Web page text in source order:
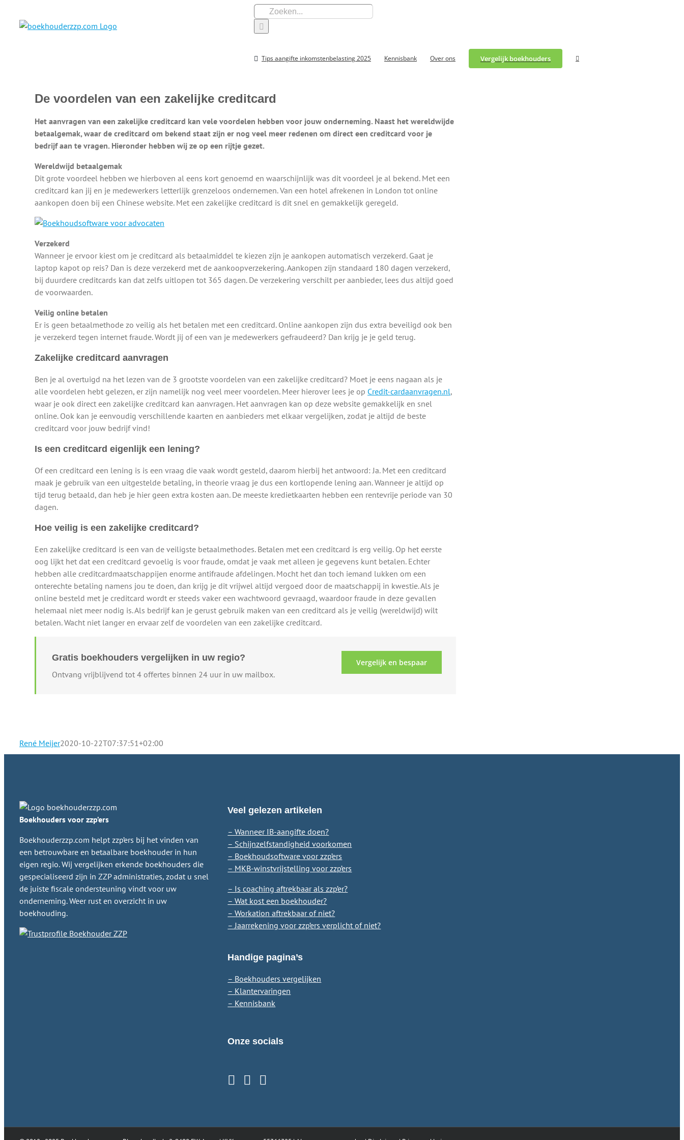
Zoeken
naar:
Tips aangifte inkomstenbelasting 2025 Kennisbank Over ons Vergelijk boekhouders
De voordelen van een zakelijke creditcard
Het aanvragen van een zakelijke creditcard kan vele voordelen hebben voor jouw onderneming. Naast het wereldwijde
betaalgemak, waar de creditcard om bekend staat zijn er nog veel meer redenen om direct een creditcard voor je
bedrijf aan te vragen. Hieronder hebben wij ze op een rijtje gezet.
Wereldwijd betaalgemak
Dit grote voordeel hebben we hierboven al eens kort genoemd en waarschijnlijk was dit voordeel je al bekend. Met een
creditcard kan jij en je medewerkers letterlijk grenzeloos ondernemen. Van een hotel afrekenen in London tot online
aankopen doen bij een Chinese website. Met een zakelijke creditcard is dit snel en gemakkelijk geregeld.
Verzekerd
Wanneer je ervoor kiest om je creditcard als betaalmiddel te kiezen zijn je aankopen automatisch verzekerd. Gaat je
laptop kapot op reis? Dan is deze verzekerd met de aankoopverzekering. Aankopen zijn standaard 180 dagen verzekerd,
bij duurdere creditcards kan dat zelfs uitlopen tot 365 dagen. De verzekering verschilt per aanbieder, lees dus altijd goed
de voorwaarden.
Veilig online betalen
Er is geen betaalmethode zo veilig als het betalen met een creditcard. Online aankopen zijn dus extra beveiligd ook ben
je verzekerd tegen internet fraude. Wordt jij of een van je medewerkers gefraudeerd? Dan krijg je je geld terug.
Zakelijke creditcard aanvragen
Ben je al overtuigd na het lezen van de 3 grootste voordelen van een zakelijke creditcard? Moet je eens nagaan als je
alle voordelen hebt gelezen, er zijn namelijk nog veel meer voordelen. Meer hierover lees je op Credit-cardaanvragen.nl,
waar je ook direct een zakelijke creditcard kan aanvragen. Het aanvragen kan op deze website gemakkelijk en snel
online. Ook kan je eenvoudig verschillende kaarten en aanbieders met elkaar vergelijken, zodat je altijd de beste
creditcard voor jouw bedrijf vind!
Is een creditcard eigenlijk een lening?
Of een creditcard een lening is is een vraag die vaak wordt gesteld, daarom hierbij het antwoord: Ja. Met een creditcard
maak je gebruik van een uitgestelde betaling, in theorie vraag je dus een kortlopende lening aan. Wanneer je altijd op
tijd terug betaald, dan heb je hier geen extra kosten aan. De meeste kredietkaarten hebben een rentevrije periode van 30
dagen.
Hoe veilig is een zakelijke creditcard?
Een zakelijke creditcard is een van de veiligste betaalmethodes. Betalen met een creditcard is erg veilig. Op het eerste
oog lijkt het dat een creditcard gevoelig is voor fraude, omdat je vaak met alleen je gegevens kunt betalen. Echter
hebben alle creditcardmaatschappijen enorme antifraude afdelingen. Mocht het dan toch iemand lukken om een
onterechte betaling namens jou te doen, dan krijg je dit vrijwel altijd vergoed door de maatschappij in kwestie. Als je
online besteld met je creditcard wordt er steeds vaker een wachtwoord gevraagd, waardoor fraude in deze gevallen
helemaal niet meer nodig is. Als bedrijf kan je gerust gebruik maken van een creditcard als je veilig (wereldwijd) wilt
betalen. Wacht niet langer en ervaar zelf de voordelen van een zakelijke creditcard.
Vergelijk en bespaar
Gratis boekhouders vergelijken in uw regio?
Ontvang vrijblijvend tot 4 offertes binnen 24 uur in uw mailbox.
René Meijer2020-10-22T07:37:51+02:00
Boekhouders voor zzp’ers
Boekhouderzzp.com helpt zzp’ers bij het vinden van
een betrouwbare en betaalbare boekhouder in hun
eigen regio. Wij vergelijken erkende boekhouders die
gespecialiseerd zijn in ZZP administraties, zodat u snel
de juiste fiscale ondersteuning vindt voor uw
onderneming. Weer rust en overzicht in uw
boekhouding.
Veel gelezen artikelen
– Wanneer IB-aangifte doen?
– Schijnzelfstandigheid voorkomen
– Boekhoudsoftware voor zzp’ers
– MKB-winstvrijstelling voor zzp’ers
– Is coaching aftrekbaar als zzp’er?
– Wat kost een boekhouder?
– Workation aftrekbaar of niet?
– Jaarrekening voor zzp’ers verplicht of niet?
Handige pagina’s
– Boekhouders vergelijken
– Klantervaringen
– Kennisbank
Onze socials